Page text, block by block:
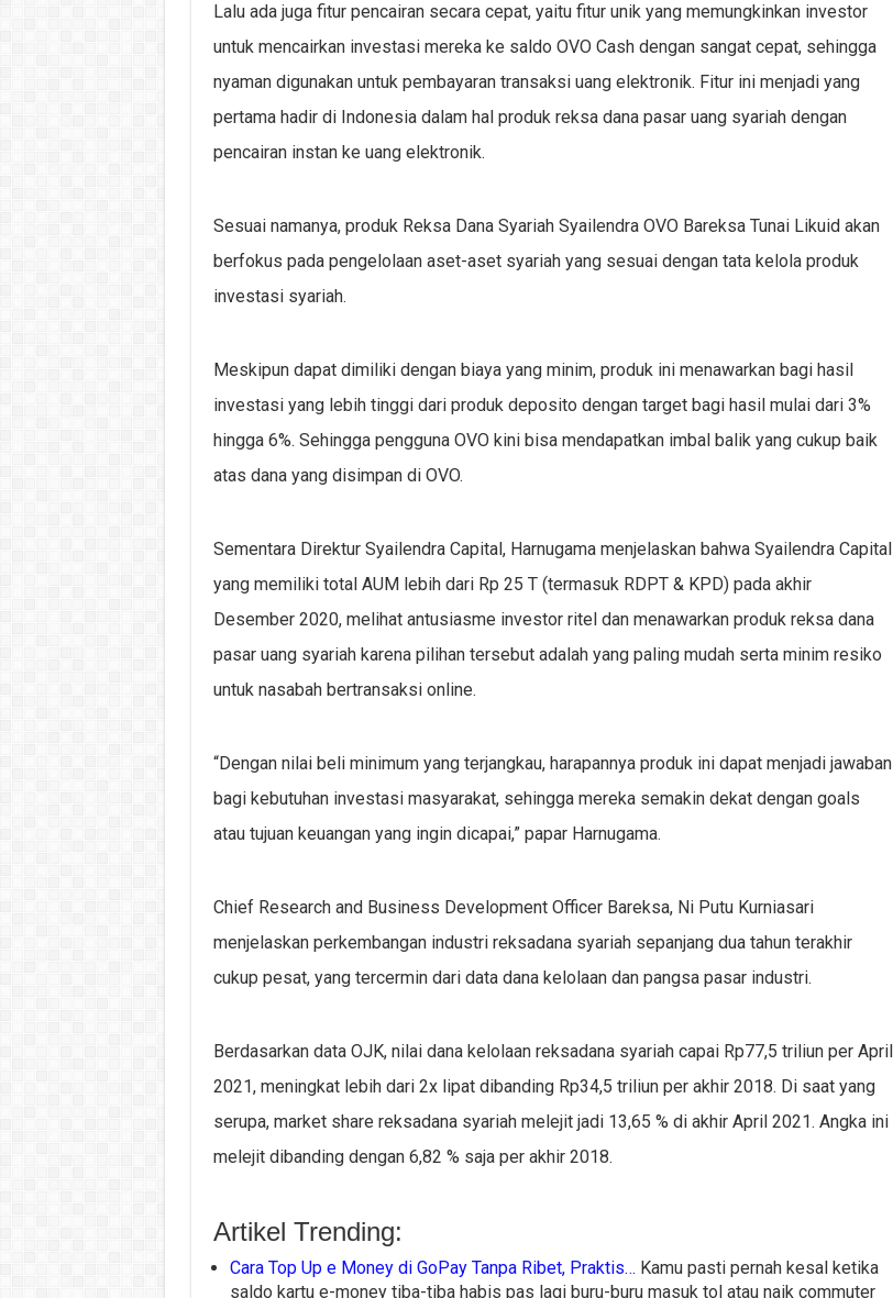
Lalu ada juga fitur pencairan secara cepat, yaitu fitur unik yang memungkinkan investor
untuk mencairkan investasi mereka ke saldo OVO Cash dengan sangat cepat, sehingga
nyaman digunakan untuk pembayaran transaksi uang elektronik. Fitur ini menjadi yang
pertama hadir di Indonesia dalam hal produk reksa dana pasar uang syariah dengan
pencairan instan ke uang elektronik.
Sesuai namanya, produk Reksa Dana Syariah Syailendra OVO Bareksa Tunai Likuid akan
berfokus pada pengelolaan aset-aset syariah yang sesuai dengan tata kelola produk
investasi syariah.
Meskipun dapat dimiliki dengan biaya yang minim, produk ini menawarkan bagi hasil
investasi yang lebih tinggi dari produk deposito dengan target bagi hasil mulai dari 3%
hingga 6%. Sehingga pengguna OVO kini bisa mendapatkan imbal balik yang cukup baik
atas dana yang disimpan di OVO.
Sementara Direktur Syailendra Capital, Harnugama menjelaskan bahwa Syailendra Capital
yang memiliki total AUM lebih dari Rp 25 T (termasuk RDPT & KPD) pada akhir
Desember 2020, melihat antusiasme investor ritel dan menawarkan produk reksa dana
pasar uang syariah karena pilihan tersebut adalah yang paling mudah serta minim resiko
untuk nasabah bertransaksi online.
“Dengan nilai beli minimum yang terjangkau, harapannya produk ini dapat menjadi jawaban
bagi kebutuhan investasi masyarakat, sehingga mereka semakin dekat dengan goals
atau tujuan keuangan yang ingin dicapai,” papar Harnugama.
Chief Research and Business Development Officer Bareksa, Ni Putu Kurniasari
menjelaskan perkembangan industri reksadana syariah sepanjang dua tahun terakhir
cukup pesat, yang tercermin dari data dana kelolaan dan pangsa pasar industri.
Berdasarkan data OJK, nilai dana kelolaan reksadana syariah capai Rp77,5 triliun per April
2021, meningkat lebih dari 2x lipat dibanding Rp34,5 triliun per akhir 2018. Di saat yang
serupa, market share reksadana syariah melejit jadi 13,65 % di akhir April 2021. Angka ini
melejit dibanding dengan 6,82 % saja per akhir 2018.
Artikel Trending:
Cara Top Up e Money di GoPay Tanpa Ribet, Praktis… Kamu pasti pernah kesal ketika
saldo kartu e-money tiba-tiba habis pas lagi buru-buru masuk tol atau naik commuter